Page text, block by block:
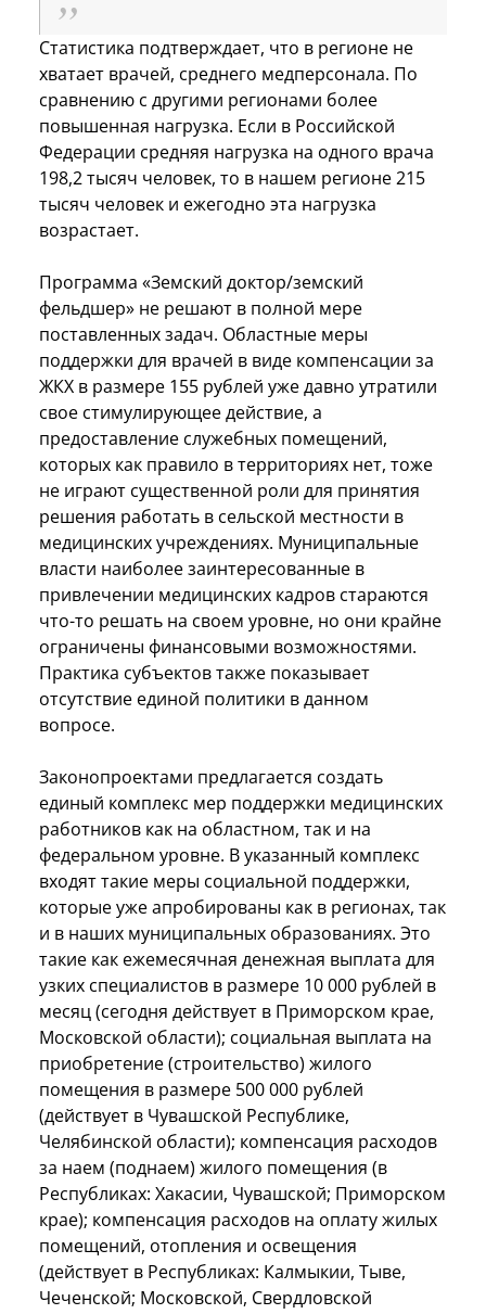
Статистика подтверждает, что в регионе не
хватает врачей, среднего медперсонала. По
сравнению с другими регионами более
повышенная нагрузка. Если в Российской
Федерации средняя нагрузка на одного врача
198,2 тысяч человек, то в нашем регионе 215
тысяч человек и ежегодно эта нагрузка
возрастает.
Программа «Земский доктор/земский
фельдшер» не решают в полной мере
поставленных задач. Областные меры
поддержки для врачей в виде компенсации за
ЖКХ в размере 155 рублей уже давно утратили
свое стимулирующее действие, а
предоставление служебных помещений,
которых как правило в территориях нет, тоже
не играют существенной роли для принятия
решения работать в сельской местности в
медицинских учреждениях. Муниципальные
власти наиболее заинтересованные в
привлечении медицинских кадров стараются
что-то решать на своем уровне, но они крайне
ограничены финансовыми возможностями.
Практика субъектов также показывает
отсутствие единой политики в данном
вопросе.
Законопроектами предлагается создать
единый комплекс мер поддержки медицинских
работников как на областном, так и на
федеральном уровне. В указанный комплекс
входят такие меры социальной поддержки,
которые уже апробированы как в регионах, так
и в наших муниципальных образованиях. Это
такие как ежемесячная денежная выплата для
узких специалистов в размере 10 000 рублей в
месяц (сегодня действует в Приморском крае,
Московской области); социальная выплата на
приобретение (строительство) жилого
помещения в размере 500 000 рублей
(действует в Чувашской Республике,
Челябинской области); компенсация расходов
за наем (поднаем) жилого помещения (в
Республиках: Хакасии, Чувашской; Приморском
крае); компенсация расходов на оплату жилых
помещений, отопления и освещения
(действует в Республиках: Калмыкии, Тыве,
Чеченской; Московской, Свердловской